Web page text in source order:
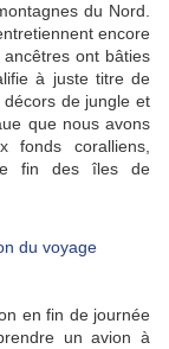
du Nord.
encore
ont bâties
à juste titre de
décors de jungle et
que nous avons
fonds coralliens,
fin des îles de
en fin de journée
un avion à